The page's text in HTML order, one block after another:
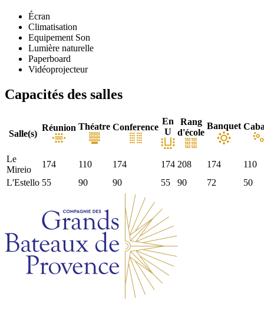
Écran
Climatisation
Equipement Son
Lumière naturelle
Paperboard
Vidéoprojecteur
Capacités des salles
Salle(s)
Réunion Théatre Conference
En
U
Rang
d'école
Banquet
Le
Mireio
174 110 174 174 208 174
110
L'Estello 55 90 90 55 90 72 50